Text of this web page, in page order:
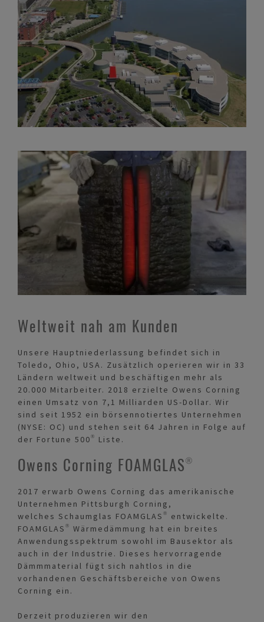
Weltweit nah am Kunden
Unsere Hauptniederlassung befindet sich in
Toledo, Ohio, USA. Zusätzlich operieren wir in 33
Ländern weltweit und beschäftigen mehr als
20.000 Mitarbeiter. 2018 erzielte Owens Corning
einen Umsatz von 7,1 Milliarden US-Dollar. Wir
sind seit 1952 ein börsennotiertes Unternehmen
(NYSE: OC) und stehen seit 64 Jahren in Folge auf
der Fortune 500® Liste.
Owens Corning FOAMGLAS®
2017 erwarb Owens Corning das amerikanische
Unternehmen Pittsburgh Corning,
welches Schaumglas FOAMGLAS® entwickelte.
FOAMGLAS® Wärmedämmung hat ein breites
Anwendungsspektrum sowohl im Bausektor als
auch in der Industrie. Dieses hervorragende
Dämmmaterial fügt sich nahtlos in die
vorhandenen Geschäftsbereiche von Owens
Corning ein.
Derzeit produzieren wir den